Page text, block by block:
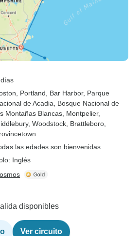
, Portland , Bar Harbor, Parque
de Acadia , Bosque Nacional de
Montañas Blancas , Montpelier,
, Woodstock , Brattleboro
las edades son bienvenidas
Inglés
disponibles
Ver circuito